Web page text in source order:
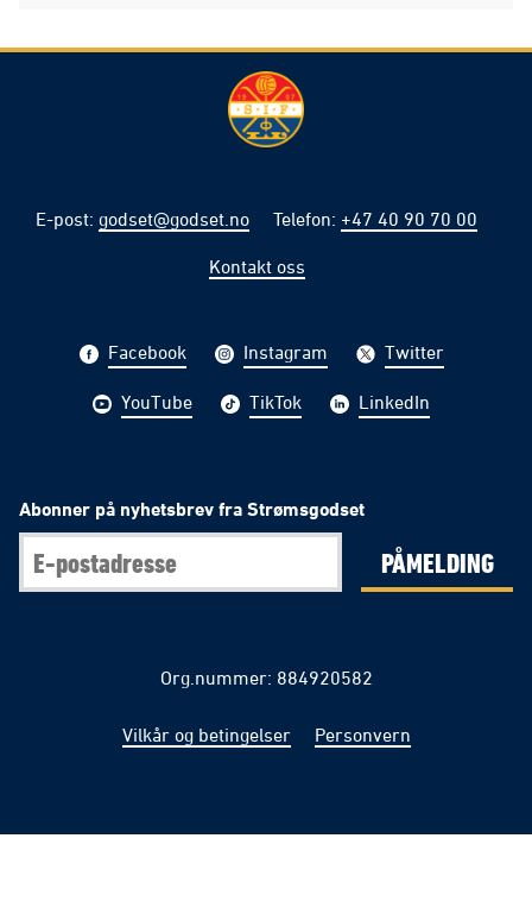
E-post: godset@godset.no Telefon: +47 40 90 70 00
Kontakt oss
Facebook Instagram Twitter
YouTube TikTok LinkedIn
Abonner på nyhetsbrev fra Strømsgodset
PÅMELDING
Org.nummer: 884920582
Vilkår og betingelser Personvern